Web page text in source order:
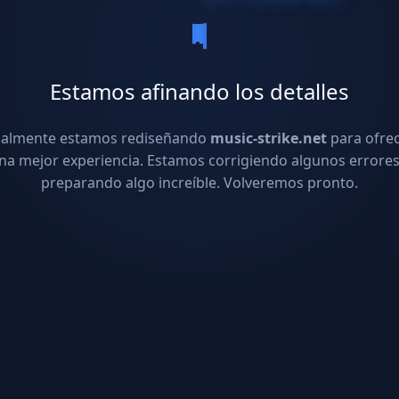
Estamos afinando los detalles
estamos rediseñando music-strike.net para
mejor experiencia. Estamos corrigiendo algunos
preparando algo increíble. Volveremos pronto.